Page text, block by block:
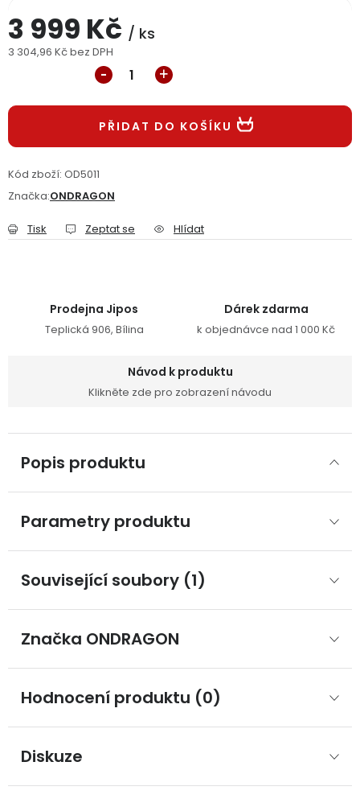
Reklamační formulář
3 999 Kč / ks
3 304,96 Kč bez DPH
PŘIDAT DO KOŠÍKU
Kód zboží: OD5011
Značka:ONDRAGON
Tisk Zeptat se Hlídat
Prodejna Jipos
Teplická 906, Bílina
Dárek zdarma
k objednávce nad 1 000 Kč
Návod k produktu
Klikněte zde pro zobrazení návodu
Popis produktu
Parametry produktu
Související soubory (1)
Značka ONDRAGON
Hodnocení produktu (0)
Diskuze